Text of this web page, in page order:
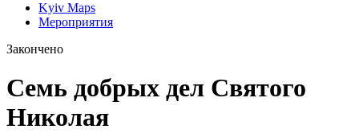
Kyiv Maps
Мероприятия
Закончено
Семь добрых дел Святого
Николая